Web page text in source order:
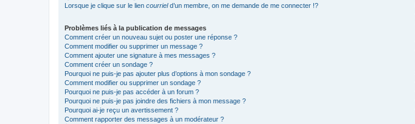
Lorsque je clique sur le lien courrield’un membre, on me demande de me connecter !?
Problèmes liés à la publication de messages
Comment créer un nouveau sujet ou poster une réponse ?
Comment modifier ou supprimer un message ?
Comment ajouter une signature à mes messages ?
Comment créer un sondage ?
Pourquoi ne puis-je pas ajouter plus d’options à mon sondage ?
Comment modifier ou supprimer un sondage ?
Pourquoi ne puis-je pas accéder à un forum ?
Pourquoi ne puis-je pas joindre des fichiers à mon message ?
Pourquoi ai-je reçu un avertissement ?
Comment rapporter des messages à un modérateur ?